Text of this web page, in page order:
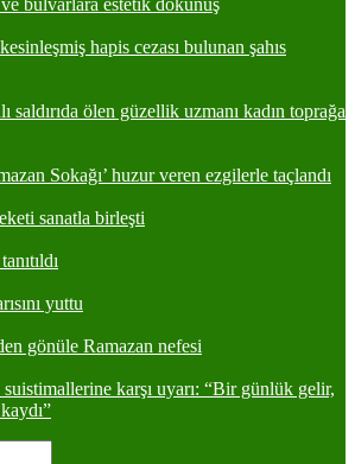
bulvarlara estetik dokunuş
hapis cezası bulunan şahıs
saldırıda ölen güzellik uzmanı kadın toprağa
Sokağı’ huzur veren ezgilerle taçlandı
sanatla birleşti
yuttu
gönüle Ramazan nefesi
karşı uyarı: “Bir günlük gelir,